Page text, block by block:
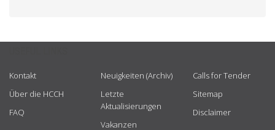
Kontakt
Über die HCCH
FAQ
Neuigkeiten (Archiv)
Letzte
Aktualisierungen
Vakanzen
Calls for Tender
Sitemap
Disclaimer